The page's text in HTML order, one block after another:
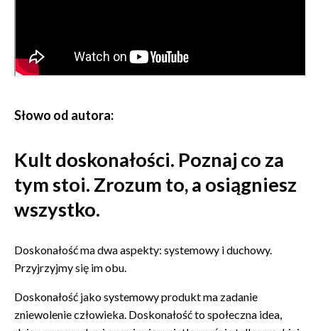
Słowo od autora:
Kult doskonałości. Poznaj co za
tym stoi. Zrozum to, a osiągniesz
wszystko.
Doskonałość ma dwa aspekty: systemowy i duchowy.
Przyjrzyjmy się im obu.
Doskonałość jako systemowy produkt ma zadanie
zniewolenie człowieka. Doskonałość to społeczna idea,